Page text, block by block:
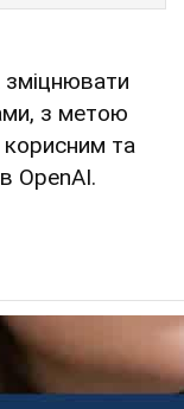
з метою
та
OpenAI.